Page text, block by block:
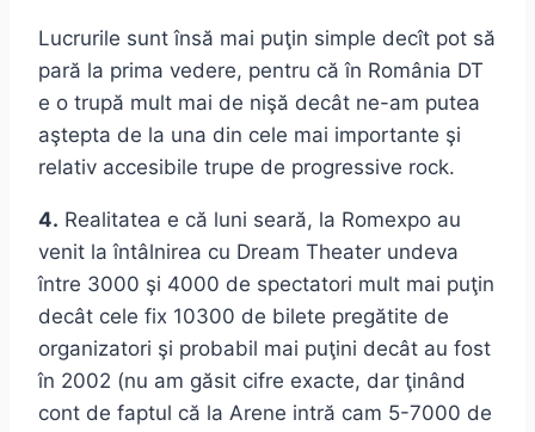
Lucrurile sunt însă mai puţin simple decît pot să
pară la prima vedere, pentru că în România DT
e o trupă mult mai de nişă decât ne-am putea
aştepta de la una din cele mai importante şi
relativ accesibile trupe de progressive rock.
4. Realitatea e că luni seară, la Romexpo au
venit la întâlnirea cu Dream Theater undeva
între 3000 şi 4000 de spectatori mult mai puţin
decât cele fix 10300 de bilete pregătite de
organizatori şi probabil mai puţini decât au fost
în 2002 (nu am găsit cifre exacte, dar ţinând
cont de faptul că la Arene intră cam 5-7000 de